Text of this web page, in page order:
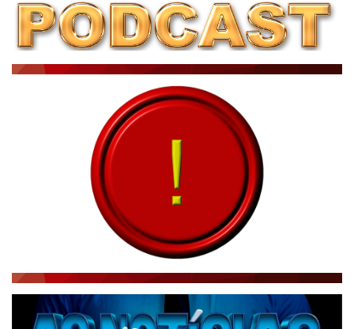
ÚLTIMAS NOTÍCIAS
NOTÍCIAS TAMBÉM NA TELA
BRASIL MUNDO AO VIVO
JORNAL DO BRASIL
NOTÍCIAS AO MINUTO
ACONTECEU...VIROU MANCHETE!